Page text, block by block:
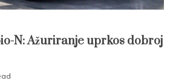
N: Ažuriranje uprkos dobroj